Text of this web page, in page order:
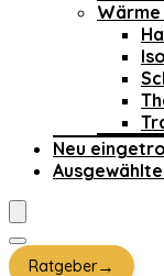
Wärme
Neu
Ratgeber→